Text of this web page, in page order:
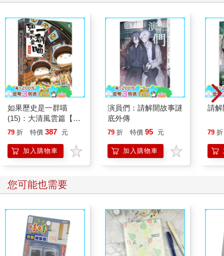
如果歷史是一群喵
(15)：大清風雲篇【萌
貓漫畫學歷史】
79 折 特價 387 元
加入購物車
演員們：請解開故事謎
底外傳
79 折 特價 95 元
加入購物車
請解
79 折
您可能也需要